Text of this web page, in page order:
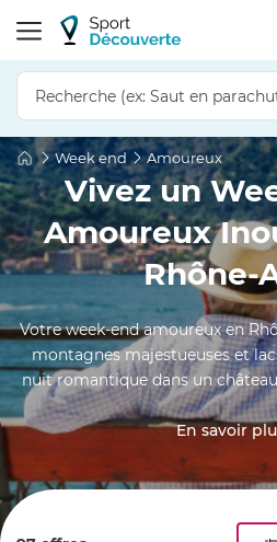
Week end Amoureux
Vivez un
Amoureux
Rhône-
Votre week-end amoureux en
montagnes majestueuses et
nuit romantique dans un
avec vue sur le Mont-Blanc ou
la belle étoile. D'Annecy à Lyon,
de Beaujolais, chaque
dépaysement. Offrez-lui un
alpin, dîner gastronomique et
Léman.
En savoir